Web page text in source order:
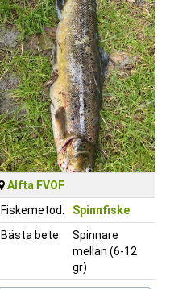
Alfta FVOF
Fiskemetod:
Spinnfiske
Bästa bete:
Spinnare
mellan (6-12
gr)